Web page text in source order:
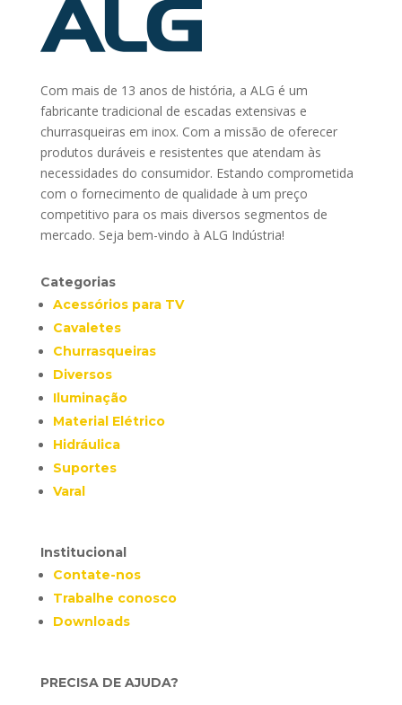
Com mais de 13 anos de história, a ALG é um
fabricante tradicional de escadas extensivas e
churrasqueiras em inox. Com a missão de oferecer
produtos duráveis e resistentes que atendam às
necessidades do consumidor. Estando comprometida
com o fornecimento de qualidade à um preço
competitivo para os mais diversos segmentos de
mercado. Seja bem-vindo à ALG Indústria!
Categorias
Acessórios para TV
Cavaletes
Churrasqueiras
Diversos
Iluminação
Material Elétrico
Hidráulica
Suportes
Varal
Institucional
Contate-nos
Trabalhe conosco
Downloads
PRECISA DE AJUDA?